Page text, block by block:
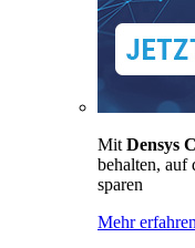
Mit Densys
behalten, auf
sparen
Mehr